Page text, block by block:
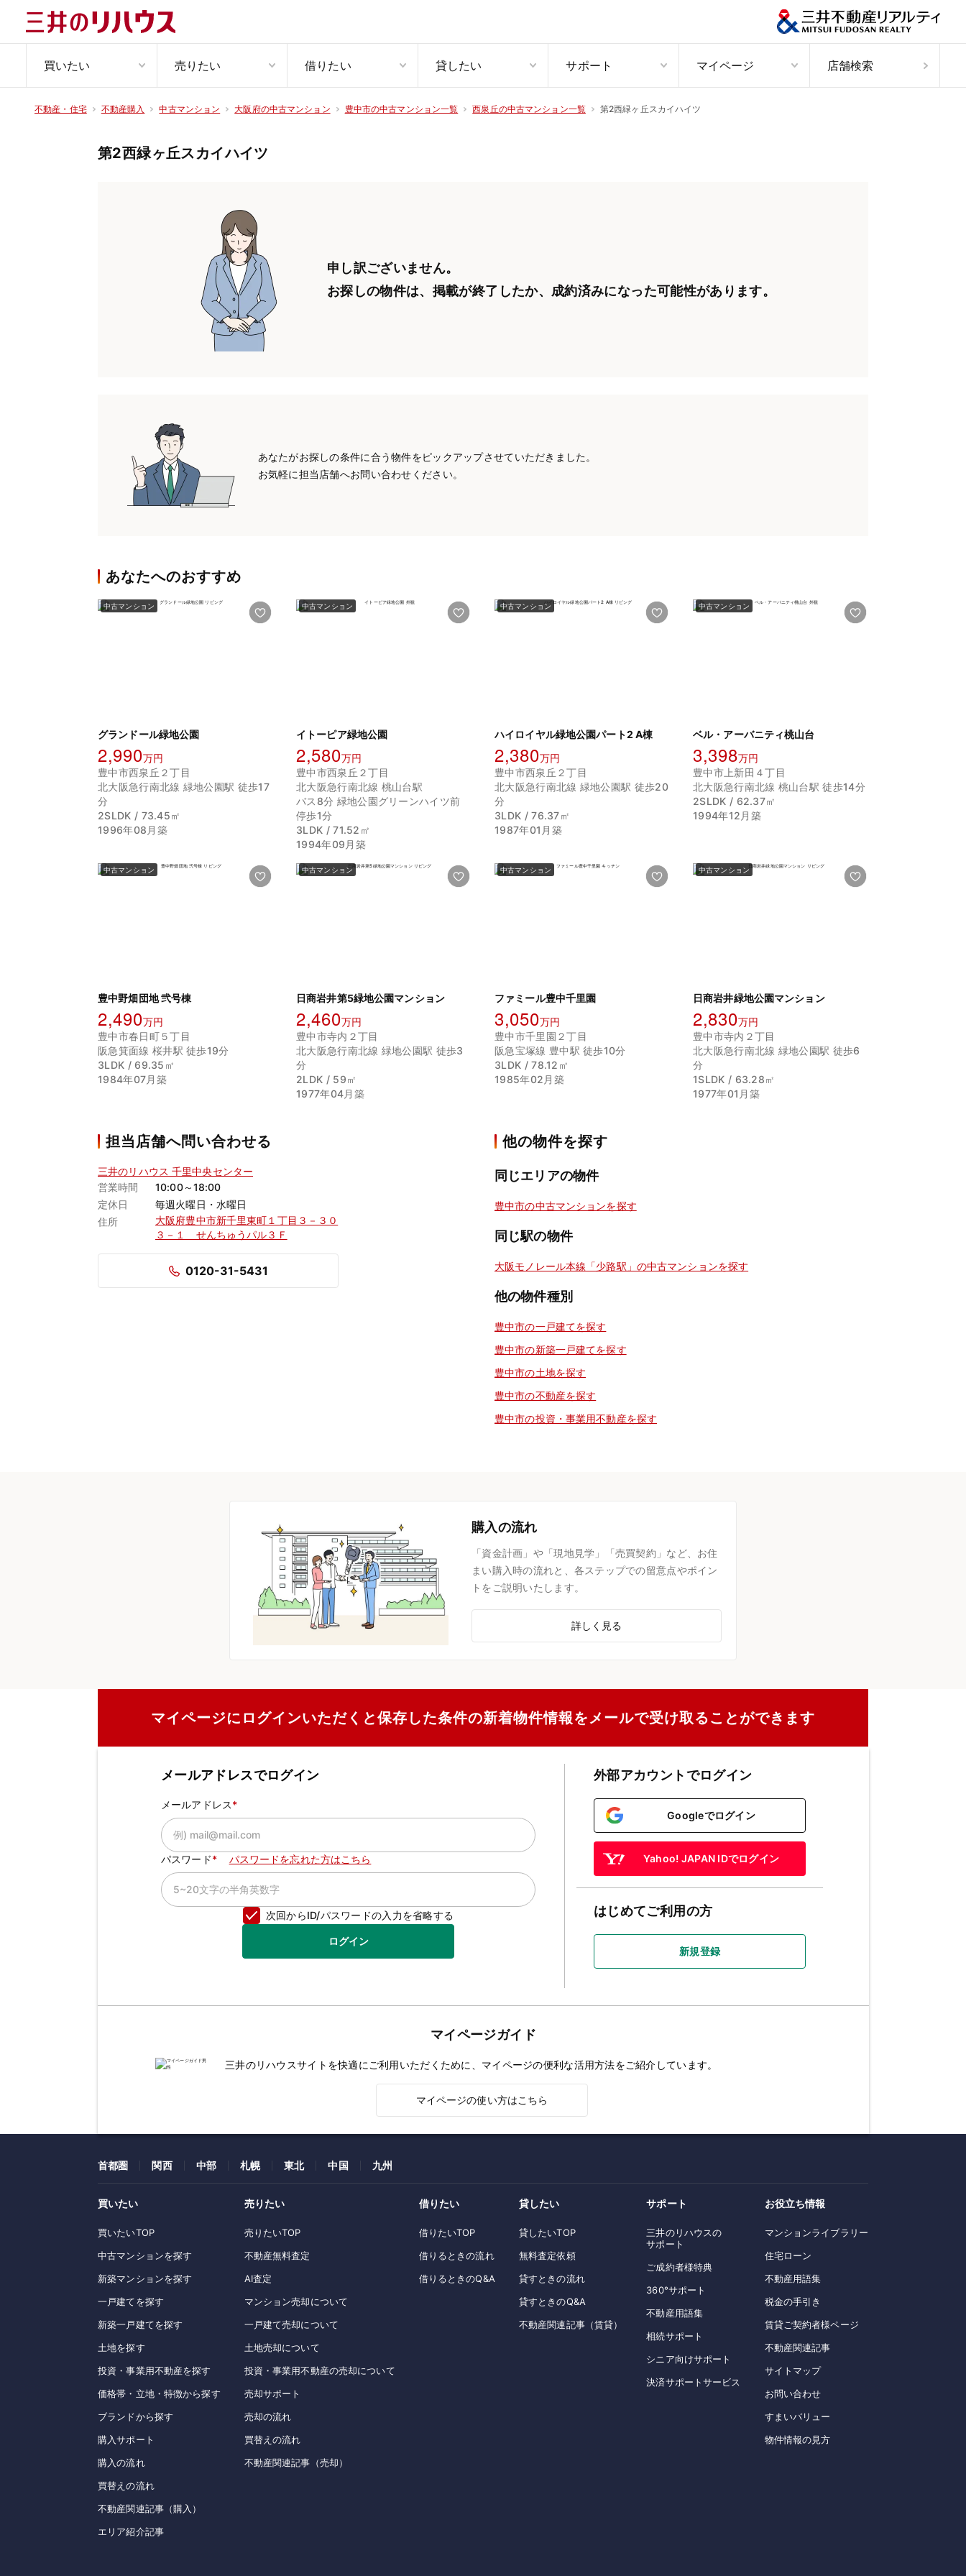
買いたい 売りたい 借りたい 貸したい サポート マイページ 店舗検索
不動産・住宅 不動産購入 中古マンション 大阪府の中古マンション 豊中市の中古マンション一覧 西泉丘の中古マンション一覧 第2西緑ヶ丘スカイハイツ
第2西緑ヶ丘スカイハイツ
申し訳ございません。
お探しの物件は、掲載が終了したか、 成約済みになった可能性があります。
あなたがお探しの条件に合う物件をピックアップさせていただきました。
お気軽に担当店舗へお問い合わせください。
あなたへのおすすめ
中古マンション
グランドール緑地公園
2,990万円
豊中市西泉丘２丁目
北大阪急行南北線 緑地公園駅 徒歩17
分
2SLDK / 73.45㎡
1996年08月築
中古マンション
イトーピア緑地公園
2,580万円
豊中市西泉丘２丁目
北大阪急行南北線 桃山台駅
バス8分 緑地公園グリーンハイツ前
停歩1分
3LDK / 71.52㎡
1994年09月築
中古マンション
ハイロイヤル緑地公園パート2 A棟
2,380万円
豊中市西泉丘２丁目
北大阪急行南北線 緑地公園駅 徒歩20
分
3LDK / 76.37㎡
1987年01月築
中古マンション
ベル・アーバニティ桃山台
3,398万円
豊中市上新田４丁目
北大阪急行南北線 桃山台駅 徒歩14分
2SLDK / 62.37㎡
1994年12月築
中古マンション
豊中野畑団地 弐号棟
2,490万円
豊中市春日町５丁目
阪急箕面線 桜井駅 徒歩19分
3LDK / 69.35㎡
1984年07月築
中古マンション
日商岩井第5緑地公園マンション
2,460万円
豊中市寺内２丁目
北大阪急行南北線 緑地公園駅 徒歩3
分
2LDK / 59㎡
1977年04月築
中古マンション
ファミール豊中千里園
3,050万円
豊中市千里園２丁目
阪急宝塚線 豊中駅 徒歩10分
3LDK / 78.12㎡
1985年02月築
中古マンション
日商岩井緑地公園マンション
2,830万円
豊中市寺内２丁目
北大阪急行南北線 緑地公園駅 徒歩6
分
1SLDK / 63.28㎡
1977年01月築
担当店舗へ問い合わせる
三井のリハウス 千里中央センター
営業時間
10:00～18:00
定休日
毎週火曜日・水曜日
住所
大阪府豊中市新千里東町１丁目３－３０
３－１ せんちゅうパル３Ｆ
0120-31-5431
他の物件を探す
同じエリアの物件
豊中市の中古マンションを探す
同じ駅の物件
大阪モノレール本線「少路駅」の中古マンションを探す
他の物件種別
豊中市の一戸建てを探す
豊中市の新築一戸建てを探す
豊中市の土地を探す
豊中市の不動産を探す
豊中市の投資・事業用不動産を探す
購入の流れ
「資金計画」や「現地見学」「売買契約」など、お住
まい購入時の流れと、各ステップでの留意点やポイン
トをご説明いたします。
詳しく見る
マイページにログインいただくと保存した条件の新着物件情報をメールで受け取ることができます
メールアドレスでログイン
メールアドレス
パスワード パスワードを忘れた方はこちら
次回からID/パスワードの入力を省略する
ログイン
外部アカウントでログイン
Googleでログイン
Yahoo! JAPAN IDでログイン
はじめてご利用の方
新規登録
マイページガイド
三井のリハウスサイトを快適にご利用いただくために、マイページの便利な活用方法をご紹介しています。
マイページの使い方はこちら
首都圏 関西 中部 札幌 東北 中国 九州
買いたい
買いたいTOP
中古マンションを探す
新築マンションを探す
一戸建てを探す
新築一戸建てを探す
土地を探す
投資・事業用不動産を探す
価格帯・立地・特徴から探す
ブランドから探す
購入サポート
購入の流れ
買替えの流れ
不動産関連記事（購入）
エリア紹介記事
売りたい
売りたいTOP
不動産無料査定
AI査定
マンション売却について
一戸建て売却について
土地売却について
投資・事業用不動産の売却について
売却サポート
売却の流れ
買替えの流れ
不動産関連記事（売却）
借りたい
借りたいTOP
借りるときの流れ
借りるときのQ&A
貸したい
貸したいTOP
無料査定依頼
貸すときの流れ
貸すときのQ&A
不動産関連記事（賃貸）
サポート
三井のリハウスの
サポート
ご成約者様特典
360°サポート
不動産用語集
相続サポート
シニア向けサポート
決済サポートサービス
お役立ち情報
マンションライブラリー
住宅ローン
不動産用語集
税金の手引き
賃貸ご契約者様ページ
不動産関連記事
サイトマップ
お問い合わせ
すまいバリュー
物件情報の見方